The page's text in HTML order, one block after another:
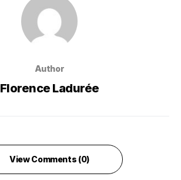
Author
Florence Ladurée
View Comments (0)